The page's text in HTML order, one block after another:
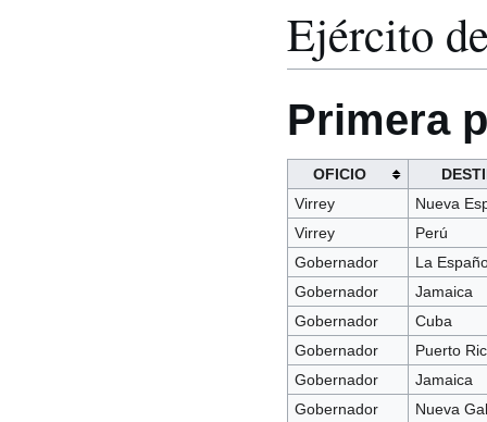
Ejército
Primera
OFICIO
Virrey
Nueva
Virrey
Perú
Gobernador
La
Gobernador
Jamaica
Gobernador
Cuba
Gobernador
Puerto
Gobernador
Jamaica
Gobernador
Nueva